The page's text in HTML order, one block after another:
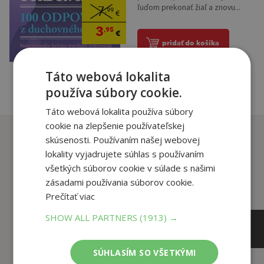
7,99 €
3,95€
ľuďom prekonať žiaľ a znovu...
pridať do košíka
Zákazníci, ktorí si kúpili
tento titul si tiež kúpili
Táto webová lokalita
používa súbory cookie.
Táto webová lokalita používa súbory
cookie na zlepšenie používateľskej
skúsenosti. Používaním našej webovej
lokality vyjadrujete súhlas s používaním
všetkých súborov cookie v súlade s našimi
zásadami používania súborov cookie.
Prečítať viac
SHOW ALL PARTNERS(1913) →
SÚHLASÍM SO VŠETKÝMI